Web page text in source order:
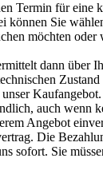
Termin für eine
können Sie
möchten
dann über
auch wenn
Angebot
Die
sofort. Sie